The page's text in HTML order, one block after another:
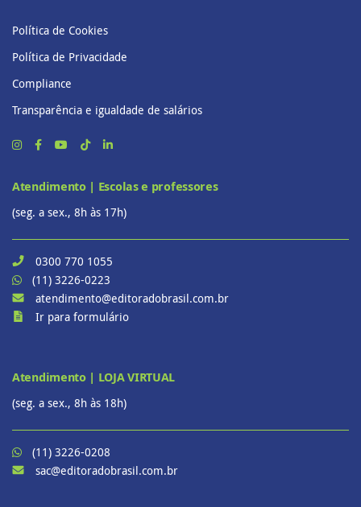
Política de Cookies
Política de Privacidade
Compliance
Transparência e igualdade de salários
Atendimento | Escolas e professores
(seg. a sex., 8h às 17h)
0300 770 1055
(11) 3226-0223
atendimento@editoradobrasil.com.br
Ir para formulário
Atendimento | LOJA VIRTUAL
(seg. a sex., 8h às 18h)
(11) 3226-0208
sac@editoradobrasil.com.br